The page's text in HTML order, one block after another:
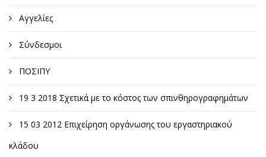
Αγγελίες
Σύνδεσμοι
ΠΟΣΙΠΥ
19 3 2018 Σχετικά με το κόστος των σπινθηρογραφημάτων
15 03 2012 Επιχείρηση οργάνωσης του εργαστηριακού
κλάδου